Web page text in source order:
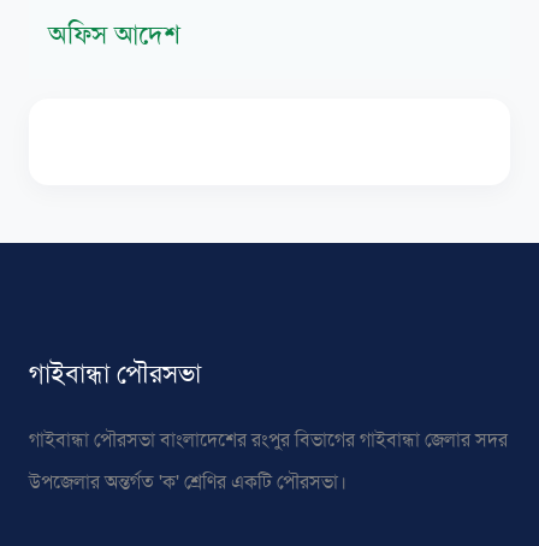
অফিস আদেশ
গাইবান্ধা পৌরসভা
গাইবান্ধা পৌরসভা বাংলাদেশের রংপুর বিভাগের গাইবান্ধা জেলার সদর
উপজেলার অন্তর্গত 'ক' শ্রেণির একটি পৌরসভা।